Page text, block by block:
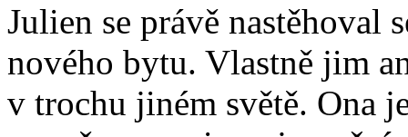
Julien se právě nastěhoval
nového bytu. Vlastně jim
v trochu jiném světě. Ona